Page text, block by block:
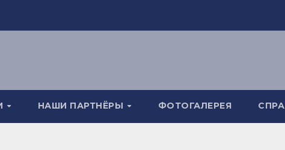
НАШИ ПАРТНЁРЫ ФОТОГАЛЕРЕЯ